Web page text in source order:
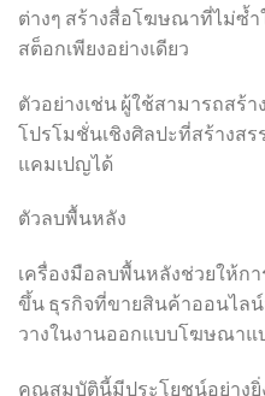
ต่างๆ สร้างสื่อโฆษณาที่ไม่ซ้
สต็อกเพียงอย่างเดียว
ตัวอย่างเช่น ผู้ใช้สามารถสร้
โปรโมชั่นเชิงศิลปะที่สร้างส
แคมเปญได้
ตัวลบพื้นหลัง
เครื่องมือลบพื้นหลังช่วยให้ก
ขึ้น ธุรกิจที่ขายสินค้าออนไล
วางในงานออกแบบโฆษณาแ
คุณสมบัตินี้มีประโยชน์อย่างยิ่